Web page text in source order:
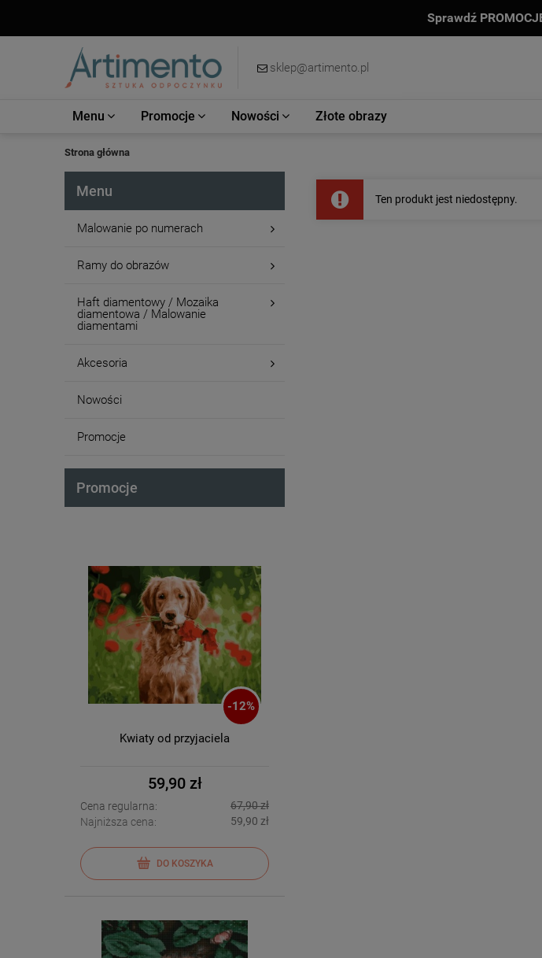
Sprawdź
sklep@artimento.pl
Menu Promocje Nowości Złote obrazy
Strona główna
Menu
Malowanie po numerach
Ramy do obrazów
Haft diamentowy / Mozaika
diamentowa / Malowanie
diamentami
Akcesoria
Nowości
Promocje
Promocje
-12%
Kwiaty od przyjaciela
59,90 zł
Cena regularna:
67,90 zł
Najniższa cena:
59,90 zł
DO KOSZYKA
Ten produkt jest niedostępny.